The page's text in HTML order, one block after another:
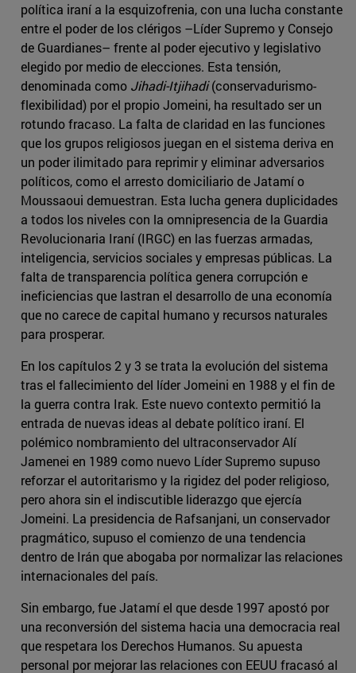
política iraní a la esquizofrenia, con una lucha constante
entre el poder de los clérigos –Líder Supremo y Consejo
de Guardianes– frente al poder ejecutivo y legislativo
elegido por medio de elecciones. Esta tensión,
denominada como Jihadi-Itjihadi(conservadurismo-
flexibilidad) por el propio Jomeini, ha resultado ser un
rotundo fracaso. La falta de claridad en las funciones
que los grupos religiosos juegan en el sistema deriva en
un poder ilimitado para reprimir y eliminar adversarios
políticos, como el arresto domiciliario de Jatamí o
Moussaoui demuestran. Esta lucha genera duplicidades
a todos los niveles con la omnipresencia de la Guardia
Revolucionaria Iraní (IRGC) en las fuerzas armadas,
inteligencia, servicios sociales y empresas públicas. La
falta de transparencia política genera corrupción e
ineficiencias que lastran el desarrollo de una economía
que no carece de capital humano y recursos naturales
para prosperar.
En los capítulos 2 y 3 se trata la evolución del sistema
tras el fallecimiento del líder Jomeini en 1988 y el fin de
la guerra contra Irak. Este nuevo contexto permitió la
entrada de nuevas ideas al debate político iraní. El
polémico nombramiento del ultraconservador Alí
Jamenei en 1989 como nuevo Líder Supremo supuso
reforzar el autoritarismo y la rigidez del poder religioso,
pero ahora sin el indiscutible liderazgo que ejercía
Jomeini. La presidencia de Rafsanjani, un conservador
pragmático, supuso el comienzo de una tendencia
dentro de Irán que abogaba por normalizar las relaciones
internacionales del país.
Sin embargo, fue Jatamí el que desde 1997 apostó por
una reconversión del sistema hacia una democracia real
que respetara los Derechos Humanos. Su apuesta
personal por mejorar las relaciones con EEUU fracasó al